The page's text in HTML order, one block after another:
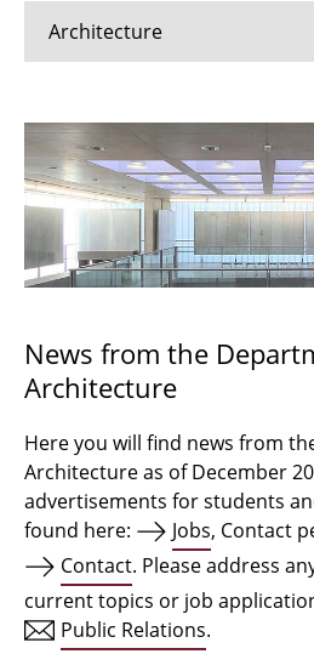
Architecture
Admission procedure 2024
Bachelor Architecture
Bachelor Architecture+
Qualification profile
Semester Programme
Internationales
Facilities
News from the
Architecture
Here you will find news from
Architecture as of December
advertisements for students
found here:
Jobs, Contact
Contact. Please address
current topics or job
Public Relations.